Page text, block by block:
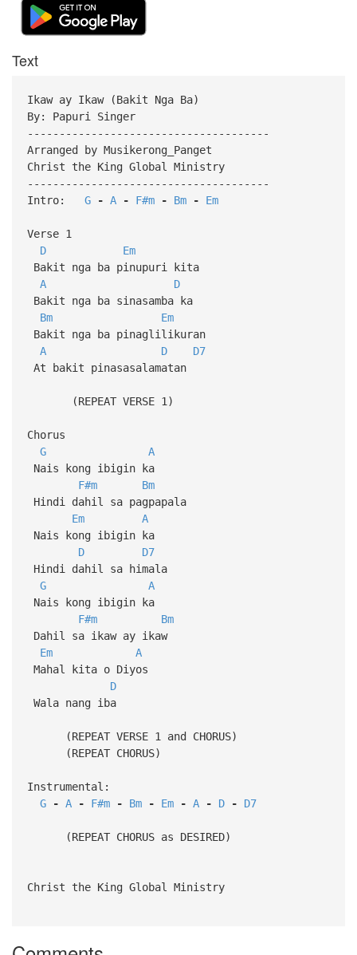
Text
Ikaw ay Ikaw (Bakit Nga Ba)
By: Papuri Singer
--------------------------------------
Arranged by Musikerong_Panget
Christ the King Global Ministry
--------------------------------------
Intro: G - A - F#m - Bm - Em
Verse 1
D
Em
Bakit nga ba pinupuri kita
A
D
Bakit nga ba sinasamba ka
Bm
Em
Bakit nga ba pinaglilikuran
A
D
D7
At bakit pinasasalamatan
(REPEAT VERSE 1)
Chorus
G
A
Nais kong ibigin ka
F#m
Bm
Hindi dahil sa pagpapala
Em
A
Nais kong ibigin ka
D
D7
Hindi dahil sa himala
G
A
Nais kong ibigin ka
F#m
Bm
Dahil sa ikaw ay ikaw
Em
A
Mahal kita o Diyos
D
Wala nang iba
(REPEAT VERSE 1 and CHORUS)
(REPEAT CHORUS)
Instrumental:
G
- A - F#m - Bm - Em - A - D - D7
(REPEAT CHORUS as DESIRED)
Christ the King Global Ministry